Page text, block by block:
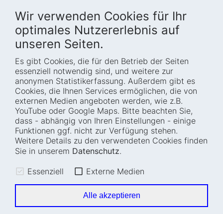
Wir verwenden Cookies für Ihr
optimales Nutzererlebnis auf
unseren Seiten.
Es gibt Cookies, die für den Betrieb der Seiten
essenziell notwendig sind, und weitere zur
anonymen Statistikerfassung. Außerdem gibt es
Cookies, die Ihnen Services ermöglichen, die von
externen Medien angeboten werden, wie z.B.
YouTube oder Google Maps. Bitte beachten Sie,
dass - abhängig von Ihren Einstellungen - einige
Funktionen ggf. nicht zur Verfügung stehen.
Weitere Details zu den verwendeten Cookies finden
Sie in unserem Datenschutz.
Essenziell Externe Medien
Alle akzeptieren
Startseite
Wer wir sind
Wie wir arbeiten
Projekte
Fellowships
Karriere
Blog
Presse
Termine
Barrierefreiheit
Transparenz
Glossar
Anfahrt und
Leichte Sprache
Erklärung zur
Impressum
Sitemap
Cookie-Einstellungen